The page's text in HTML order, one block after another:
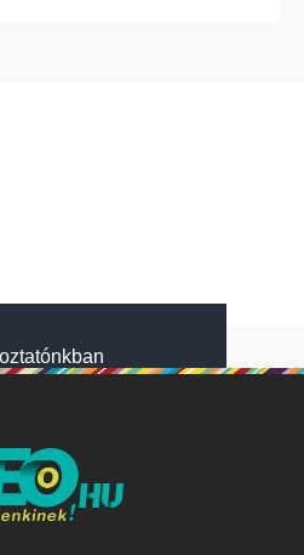
A Website
május 25.
tájékoztatóját